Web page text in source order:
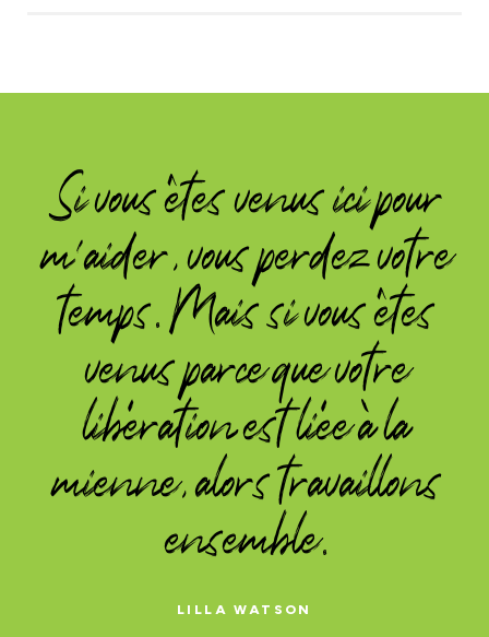
Si vous êtes venus ici pour
m'aider, vous perdez votre
temps. Mais si vous êtes
venus parce que votre
libération est liée à la
mienne, alors travaillons
ensemble.
LILLA WATSON